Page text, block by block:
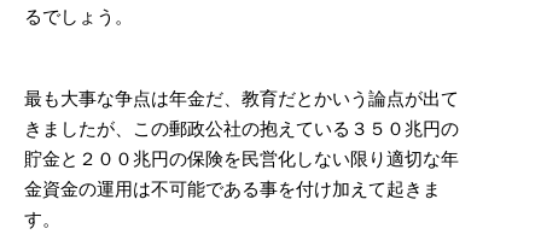
るでしょう。
最も大事な争点は年金だ、教育だとかいう論点が出て
きましたが、この郵政公社の抱えている３５０兆円の
貯金と２００兆円の保険を民営化しない限り適切な年
金資金の運用は不可能である事を付け加えて起きま
す。